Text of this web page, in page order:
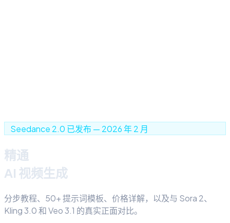
Seedance 2.0 已发布 — 2026 年 2 月
精通
AI 视频生成
分步教程、50+ 提示词模板、价格详解，以及与 Sora 2、
Kling 3.0 和 Veo 3.1 的真实正面对比。